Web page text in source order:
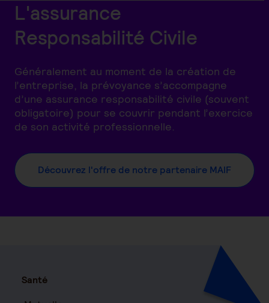
L'assurance
Responsabilité Civile
Généralement au moment de la création de
l’entreprise, la prévoyance s’accompagne
d’une assurance responsabilité civile (souvent
obligatoire) pour se couvrir pendant l’exercice
de son activité professionnelle.
Découvrez l'offre de notre partenaire MAIF
Santé